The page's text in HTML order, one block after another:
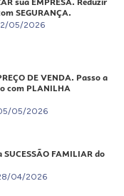
SEGURANÇA.
05/2026
DE VENDA. Passo a
com PLANILHA
05/2026
FAMILIAR do
04/2026